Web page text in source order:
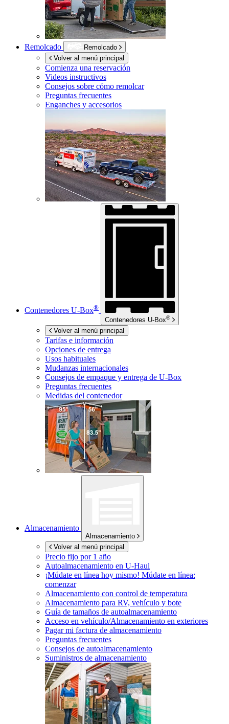
Remolcado
Remolcado
Volver al menú principal
Comienza una reservación
Videos instructivos
Consejos sobre cómo remolcar
Preguntas frecuentes
Enganches y accesorios
Contenedores U-Box®
Contenedores U-Box®
Volver al menú principal
Tarifas e información
Opciones de entrega
Usos habituales
Mudanzas internacionales
Consejos de empaque y entrega de U-Box
Preguntas frecuentes
Medidas del contenedor
Almacenamiento
Almacenamiento
Volver al menú principal
Precio fijo por 1 año
Autoalmacenamiento en U-Haul
¡Múdate en línea hoy mismo! Múdate en línea:
comenzar
Almacenamiento con control de temperatura
Almacenamiento para RV, vehículo y bote
Guía de tamaños de autoalmacenamiento
Acceso en vehículo/Almacenamiento en exteriores
Pagar mi factura de almacenamiento
Preguntas frecuentes
Consejos de autoalmacenamiento
Suministros de almacenamiento